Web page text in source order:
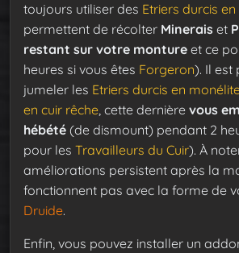
toujours utiliser des Etriers durcis
permettent de récolter Minerais et
restant sur votre monture et ce
heures si vous êtes Forgeron). Il est
jumeler les Etriers durcis en
en cuir rêche, cette dernière vous
hébété (de dismount) pendant 2
pour les Travailleurs du Cuir). À
améliorations persistent après la
fonctionnent pas avec la forme de
Druide.
Enfin, vous pouvez installer un